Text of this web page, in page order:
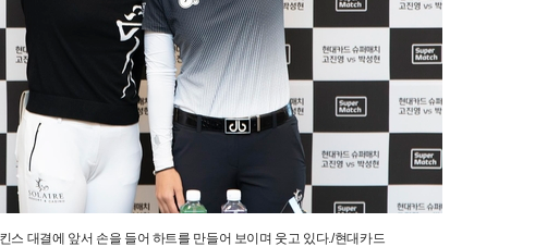
스 대결에 앞서 손을 들어 하트를 만들어 보이며 웃고 있다./현대카드